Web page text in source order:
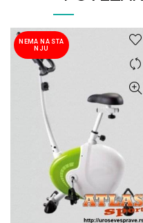
NEMA NA STA
NJU